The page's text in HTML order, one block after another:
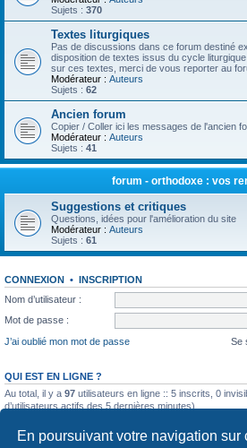
En poursuivant votre navigation sur
Sujets : 370
Textes liturgiques
Pas de discussions dans ce forum destiné
disposition de textes issus du cycle
sur ces textes, merci de vous reporter au
Modérateur : Auteurs
Sujets : 62
Ancien forum
Copier / Coller ici les messages de l'ancien
Modérateur : Auteurs
Sujets : 41
forum - orthodoxe : vos
Suggestions et critiques
Questions, idées pour l'amélioration du site
Modérateur : Auteurs
Sujets : 61
CONNEXION • INSCRIPTION
Nom d’utilisateur :
Mot de passe :
J’ai oublié mon mot de passe
Se
QUI EST EN LIGNE ?
Au total, il y a 97 utilisateurs en ligne :: 5 inscrits, 0
d’utilisateurs actifs des 5 dernières minutes)
0:07